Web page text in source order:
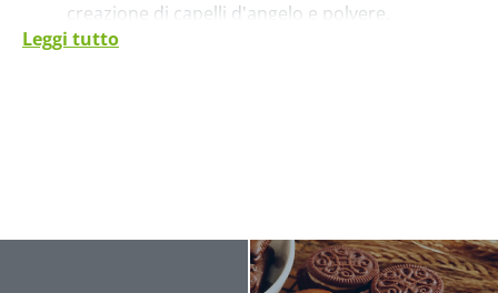
creazione di capelli d'angelo e polvere.
kg/h. La bassa velocità di trasporto del materiale di
circa 2 /3 m/s ha anche un impatto positivo sul
Leggi tutto